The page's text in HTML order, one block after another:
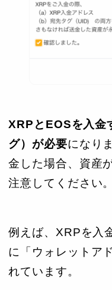
XRPとEOSを入金
グ）が必要になり
金した場合、資産
注意してください。
例えば、XRPを入
に「ウォレットア
れています。